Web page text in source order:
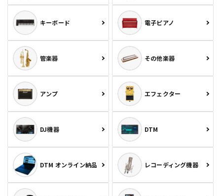
キーボード 電子ピアノ
管楽器 その他楽器
アンプ エフェクター
DJ機器 DTM
DTM オンライン納品 レコーディング機器